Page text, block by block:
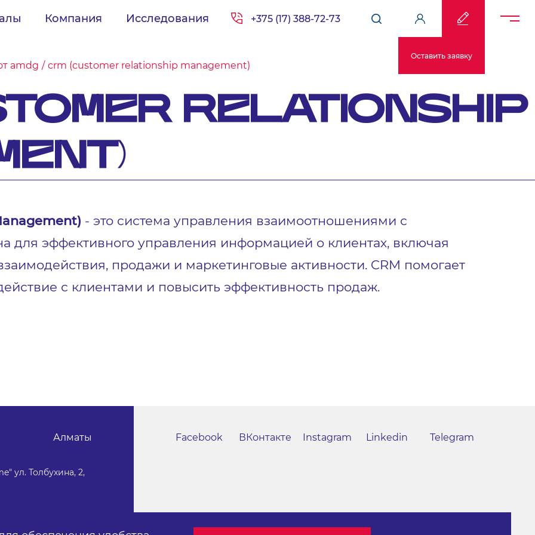
Компания Исследования +375 (17) 388-72-73
Оставить заявку
amdg crm (customer relationship management)
RELATIONSHIP
- это система управления взаимоотношениями с
для эффективного управления информацией о клиентах, включая
продажи и маркетинговые активности. CRM помогает
с клиентами и повысить эффективность продаж.
Алматы
ул. Толбухина, 2,
Публичный
Facebook ВКонтакте Instagram Linkedin Telegram